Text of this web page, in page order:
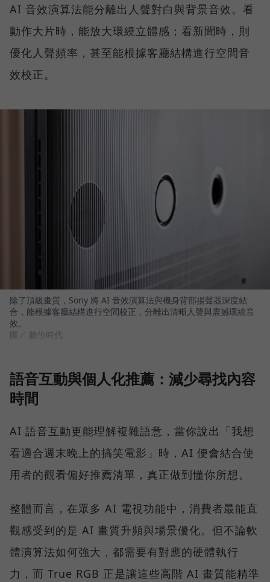
AI 音效演算法能分離出人聲對白與背景音效。看
動作大片時，能放大環繞立體感；看新聞時，則
優化人聲頻率，甚至能根據客廳結構進行空間音
效校正。
除了頂級畫質，Sony 將 AI 音效演算法與機身背部揚聲器深度結
合，能根據客廳結構進行空間校正，分離出清晰人聲與震撼環繞音
效。
圖／ 數位時代
語音互動與個人化推薦：減少尋找內容
時間
AI 語音互動更能理解複雜語意，當你說出「我想
看適合週末晚上的搞笑電影」時，AI 便會結合使
用者的觀看偏好推薦清單，真正做到懂你所想。
整體而言，在眾多 AI 電視功能中，消費者最能直
觀感受到的是 AI 畫質升頻與場景優化。但不論軟
體演算法如何強大，都需要有對應的硬體執行
力，而 True RGB 正是讓這些高階 AI 畫質能精準